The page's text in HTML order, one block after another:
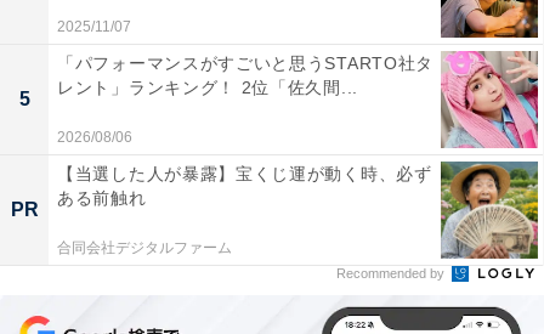
1位：甲府市／81票
1位を勝ち取ったのは、武田信玄公ゆかりの歴史深い県
2025/11/07
5
「パフォーマンスがすごいと思うSTARTO社タ
レント」ランキング！ 2位「佐久間...
2026/08/06
PR
【当選した人が暴露】宝くじ運が動く時、必ず
ある前触れ
合同会社デジタルファーム
Recommended by